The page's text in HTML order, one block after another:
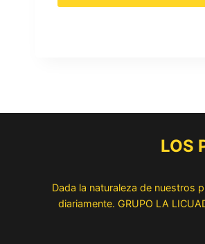
era:
LOS
Dada la naturaleza de nuestros
diariamente. GRUPO LA